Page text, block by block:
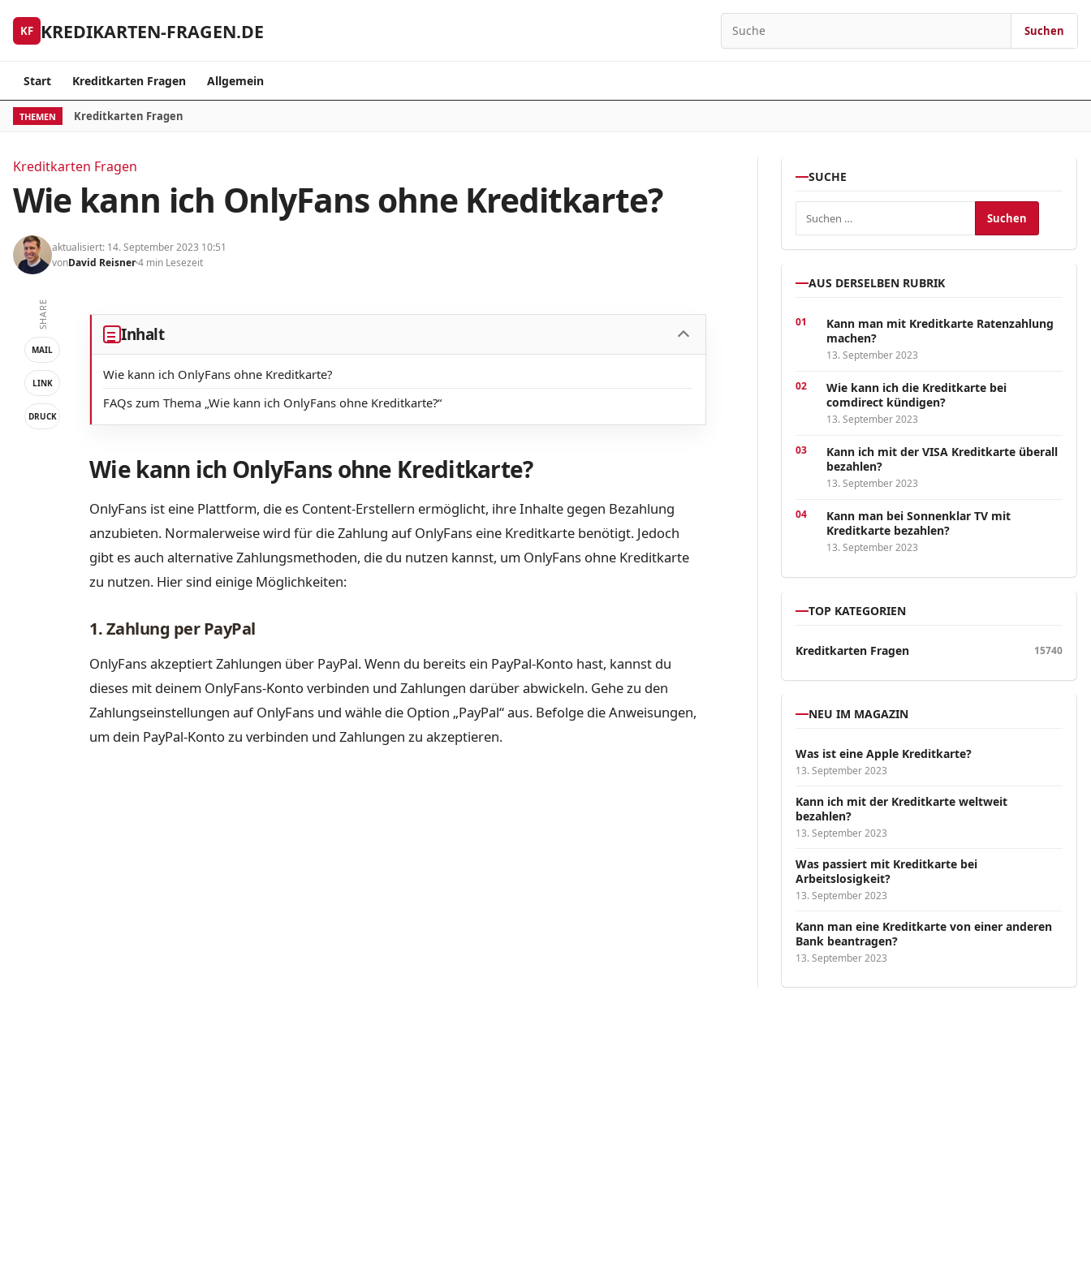
KF KREDIKARTEN-FRAGEN.DE Search for: Suchen
Start Kreditkarten Fragen Allgemein
THEMEN Kreditkarten Fragen
Kreditkarten Fragen
Wie kann ich OnlyFans ohne Kreditkarte?
aktualisiert: 14. September 2023 10:51
vonDavid Reisner4 min Lesezeit
SHARE
MAIL
LINK
DRUCK
Inhalt
Wie kann ich OnlyFans ohne Kreditkarte?
FAQs zum Thema „Wie kann ich OnlyFans ohne Kreditkarte?“
Wie kann ich OnlyFans ohne Kreditkarte?
OnlyFans ist eine Plattform, die es Content-Erstellern ermöglicht, ihre Inhalte gegen Bezahlung
anzubieten. Normalerweise wird für die Zahlung auf OnlyFans eine Kreditkarte benötigt. Jedoch
gibt es auch alternative Zahlungsmethoden, die du nutzen kannst, um OnlyFans ohne Kreditkarte
zu nutzen. Hier sind einige Möglichkeiten:
1. Zahlung per PayPal
OnlyFans akzeptiert Zahlungen über PayPal. Wenn du bereits ein PayPal-Konto hast, kannst du
dieses mit deinem OnlyFans-Konto verbinden und Zahlungen darüber abwickeln. Gehe zu den
Zahlungseinstellungen auf OnlyFans und wähle die Option „PayPal“ aus. Befolge die Anweisungen,
um dein PayPal-Konto zu verbinden und Zahlungen zu akzeptieren.
SUCHE
Suchen nach:
AUS DERSELBEN RUBRIK
Kann man mit Kreditkarte Ratenzahlung
machen?
13. September 2023
Wie kann ich die Kreditkarte bei
comdirect kündigen?
13. September 2023
Kann ich mit der VISA Kreditkarte überall
bezahlen?
13. September 2023
Kann man bei Sonnenklar TV mit
Kreditkarte bezahlen?
13. September 2023
TOP KATEGORIEN
Kreditkarten Fragen 15740
NEU IM MAGAZIN
Was ist eine Apple Kreditkarte?
13. September 2023
Kann ich mit der Kreditkarte weltweit
bezahlen?
13. September 2023
Was passiert mit Kreditkarte bei
Arbeitslosigkeit?
13. September 2023
Kann man eine Kreditkarte von einer anderen
Bank beantragen?
13. September 2023